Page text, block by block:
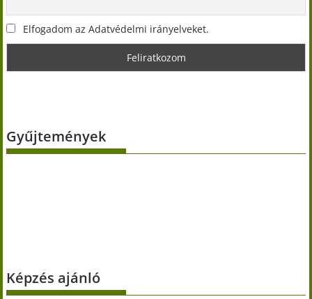
Elfogadom az Adatvédelmi irányelveket.
Gyűjtemények
Képzés ajánló